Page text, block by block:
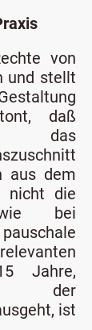
von
und stellt
daß
das
aus dem
nicht die
wie bei
Jahre,
der
ist